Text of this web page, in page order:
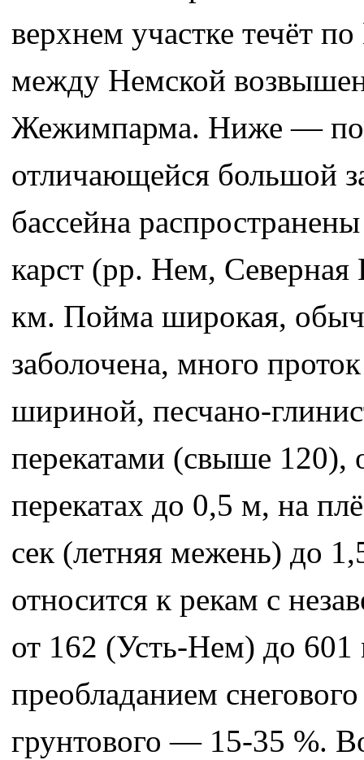
верхнем участке течёт
между Немской
Жежимпарма. Ниже — по
отличающейся большой
бассейна
карст (рр. Нем,
км. Пойма широкая,
заболочена, много
шириной, песчано-
перекатами (свыше 120),
перекатах до 0,5 м, на
сек (летняя межень) до
относится к рекам с
от 162 (Усть-Нем) до
преобладанием
грунтового — 15-35 %.